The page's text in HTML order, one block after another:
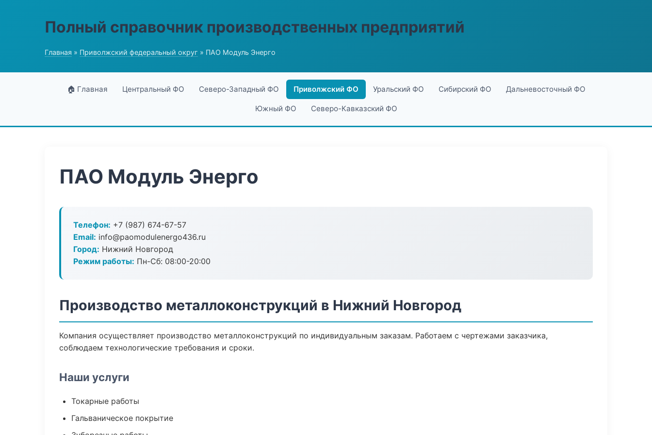
Полный справочник производственных предприятий
Главная » Приволжский федеральный округ » ПАО Модуль Энерго
🏠 Главная Центральный ФО Северо-Западный ФО Приволжский ФО Уральский ФО Сибирский ФО Дальневосточный ФО
Южный ФО Северо-Кавказский ФО
ПАО Модуль Энерго
Телефон: +7 (987) 674-67-57
Email: info@paomodulenergo436.ru
Город: Нижний Новгород
Режим работы: Пн-Сб: 08:00-20:00
Производство металлоконструкций в Нижний Новгород
Компания осуществляет производство металлоконструкций по индивидуальным заказам. Работаем с чертежами заказчика,
соблюдаем технологические требования и сроки.
Наши услуги
Токарные работы
Гальваническое покрытие